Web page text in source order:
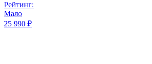
Рейтинг:
Мало
25 990 ₽